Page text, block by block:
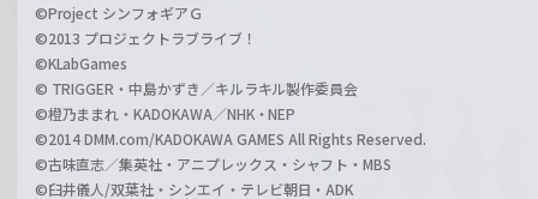
©Project シンフォギアＧ
©2013 プロジェクトラブライブ！
©KLabGames
© TRIGGER・中島かずき／キルラキル製作委員会
©橙乃ままれ・KADOKAWA／NHK・NEP
©2014 DMM.com/KADOKAWA GAMES All Rights Reserved.
©古味直志／集英社・アニプレックス・シャフト・MBS
©臼井儀人/双葉社・シンエイ・テレビ朝日・ADK